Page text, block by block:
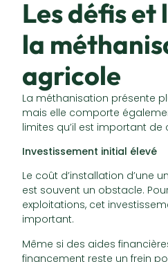
Les défis et
la
agricole
La méthanisation présente
mais elle comporte
limites qu’il est important de
Investissement initial élevé
Le coût d’installation d’une
est souvent un obstacle.
exploitations, cet
important.
Même si des aides
financement reste un frein